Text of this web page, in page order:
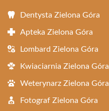
Dentysta Zielona Góra
Apteka Zielona Góra
Lombard Zielona Góra
Kwiaciarnia Zielona Góra
Weterynarz Zielona Góra
Fotograf Zielona Góra